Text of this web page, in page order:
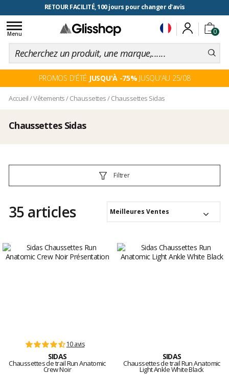
RETOUR FACILITÉ, 100 jours pour changer d'avis
0
Toggle
navigation
Menu
PROMOS D'ÉTÉ JUSQU'À -75% JUSQU'AU 25/08
Accueil/Vêtements/Chaussettes/Chaussettes Sidas
Chaussettes Sidas
Filtrer
35 articles Meilleures Ventes
10 avis
SIDAS
Chaussettes de trail Run Anatomic
Crew Noir
SIDAS
Chaussettes de trail Run Anatomic
Light Ankle White Black